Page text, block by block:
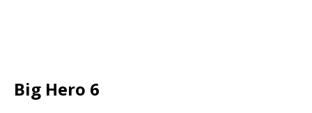
Big Hero 6